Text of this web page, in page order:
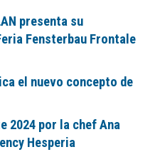
presenta su
Fensterbau Frontale
el nuevo concepto de
2024 por la chef Ana
Hesperia